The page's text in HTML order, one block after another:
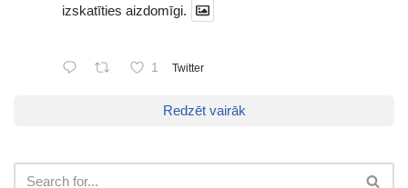
izskatīties aizdomīgi.
1 Twitter
Redzēt vairāk